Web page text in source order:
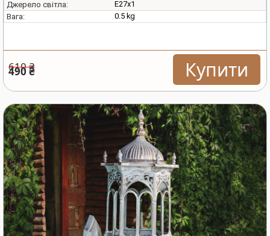
Джерело світла:
E27х1
Вага:
0.5 kg
610 ₴
490 ₴ Купити